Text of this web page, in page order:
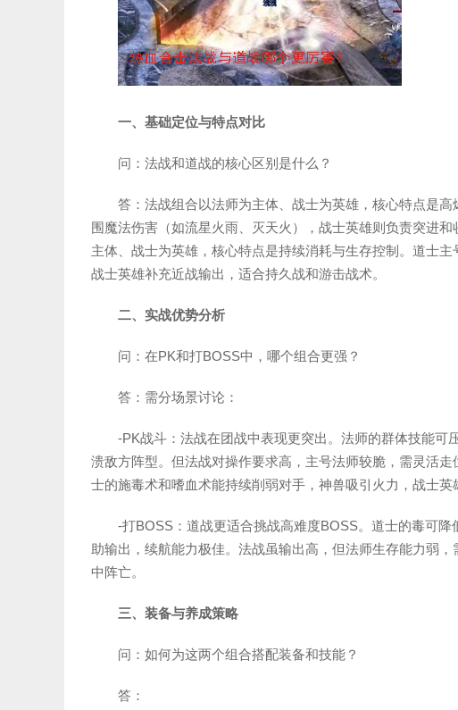
一、基础定位与特点对比
问：法战和道战的核心区别是什么？
答：法战组合以法师为主体、战士为英雄，核心特点是
围魔法伤害（如流星火雨、灭天火），战士英雄则负责突进
主体、战士为英雄，核心特点是持续消耗与生存控制。道士
战士英雄补充近战输出，适合持久战和游击战术。
二、实战优势分析
问：在PK和打BOSS中，哪个组合更强？
答：需分场景讨论：
-PK战斗：法战在团战中表现更突出。法师的群体技能
溃敌方阵型。但法战对操作要求高，主号法师较脆，需灵活
士的施毒术和嗜血术能持续削弱对手，神兽吸引火力，战士英
-打BOSS：道战更适合挑战高难度BOSS。道士的毒可
助输出，续航能力极佳。法战虽输出高，但法师生存能力弱
中阵亡。
三、装备与养成策略
问：如何为这两个组合搭配装备和技能？
答：